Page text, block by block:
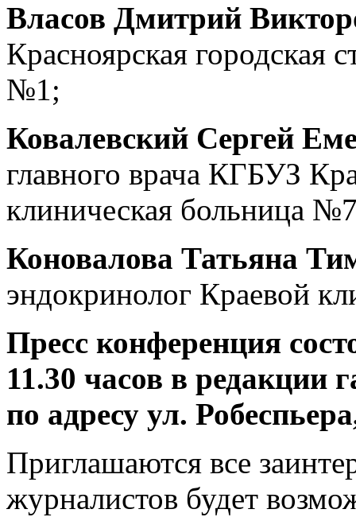
Власов Дмитрий
Красноярская городская
№1;
Ковалевский Сергей
главного врача КГБУЗ
клиническая больница
Коновалова Татьяна
эндокринолог Краевой
Пресс конференция
11.30 часов в редакции
по адресу ул.
Приглашаются все
журналистов будет